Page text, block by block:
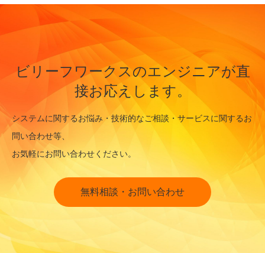
ビリーフワークスのエンジニアが直
接お応えします。
システムに関するお悩み・技術的なご相談・サービスに関するお
問い合わせ等、
お気軽にお問い合わせください。
無料相談・お問い合わせ